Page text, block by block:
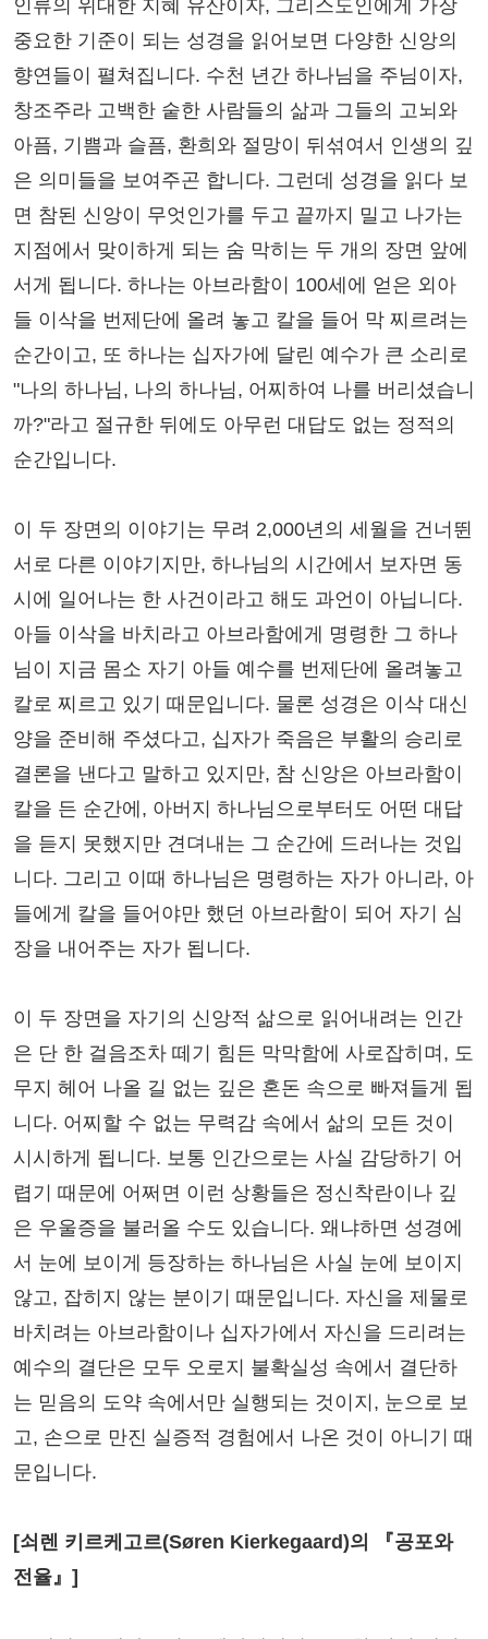
인류의 위대한 지혜 유산이자, 그리스도인에게 가장
중요한 기준이 되는 성경을 읽어보면 다양한 신앙의
향연들이 펼쳐집니다. 수천 년간 하나님을 주님이자,
창조주라 고백한 숱한 사람들의 삶과 그들의 고뇌와
아픔, 기쁨과 슬픔, 환희와 절망이 뒤섞여서 인생의 깊
은 의미들을 보여주곤 합니다. 그런데 성경을 읽다 보
면 참된 신앙이 무엇인가를 두고 끝까지 밀고 나가는
지점에서 맞이하게 되는 숨 막히는 두 개의 장면 앞에
서게 됩니다. 하나는 아브라함이 100세에 얻은 외아
들 이삭을 번제단에 올려 놓고 칼을 들어 막 찌르려는
순간이고, 또 하나는 십자가에 달린 예수가 큰 소리로
"나의 하나님, 나의 하나님, 어찌하여 나를 버리셨습니
까?"라고 절규한 뒤에도 아무런 대답도 없는 정적의
순간입니다.
이 두 장면의 이야기는 무려 2,000년의 세월을 건너뛴
서로 다른 이야기지만, 하나님의 시간에서 보자면 동
시에 일어나는 한 사건이라고 해도 과언이 아닙니다.
아들 이삭을 바치라고 아브라함에게 명령한 그 하나
님이 지금 몸소 자기 아들 예수를 번제단에 올려놓고
칼로 찌르고 있기 때문입니다. 물론 성경은 이삭 대신
양을 준비해 주셨다고, 십자가 죽음은 부활의 승리로
결론을 낸다고 말하고 있지만, 참 신앙은 아브라함이
칼을 든 순간에, 아버지 하나님으로부터도 어떤 대답
을 듣지 못했지만 견뎌내는 그 순간에 드러나는 것입
니다. 그리고 이때 하나님은 명령하는 자가 아니라, 아
들에게 칼을 들어야만 했던 아브라함이 되어 자기 심
장을 내어주는 자가 됩니다.
이 두 장면을 자기의 신앙적 삶으로 읽어내려는 인간
은 단 한 걸음조차 떼기 힘든 막막함에 사로잡히며, 도
무지 헤어 나올 길 없는 깊은 혼돈 속으로 빠져들게 됩
니다. 어찌할 수 없는 무력감 속에서 삶의 모든 것이
시시하게 됩니다. 보통 인간으로는 사실 감당하기 어
렵기 때문에 어쩌면 이런 상황들은 정신착란이나 깊
은 우울증을 불러올 수도 있습니다. 왜냐하면 성경에
서 눈에 보이게 등장하는 하나님은 사실 눈에 보이지
않고, 잡히지 않는 분이기 때문입니다. 자신을 제물로
바치려는 아브라함이나 십자가에서 자신을 드리려는
예수의 결단은 모두 오로지 불확실성 속에서 결단하
는 믿음의 도약 속에서만 실행되는 것이지, 눈으로 보
고, 손으로 만진 실증적 경험에서 나온 것이 아니기 때
문입니다.
[쇠렌 키르케고르(Søren Kierkegaard)의 『공포와
전율』]